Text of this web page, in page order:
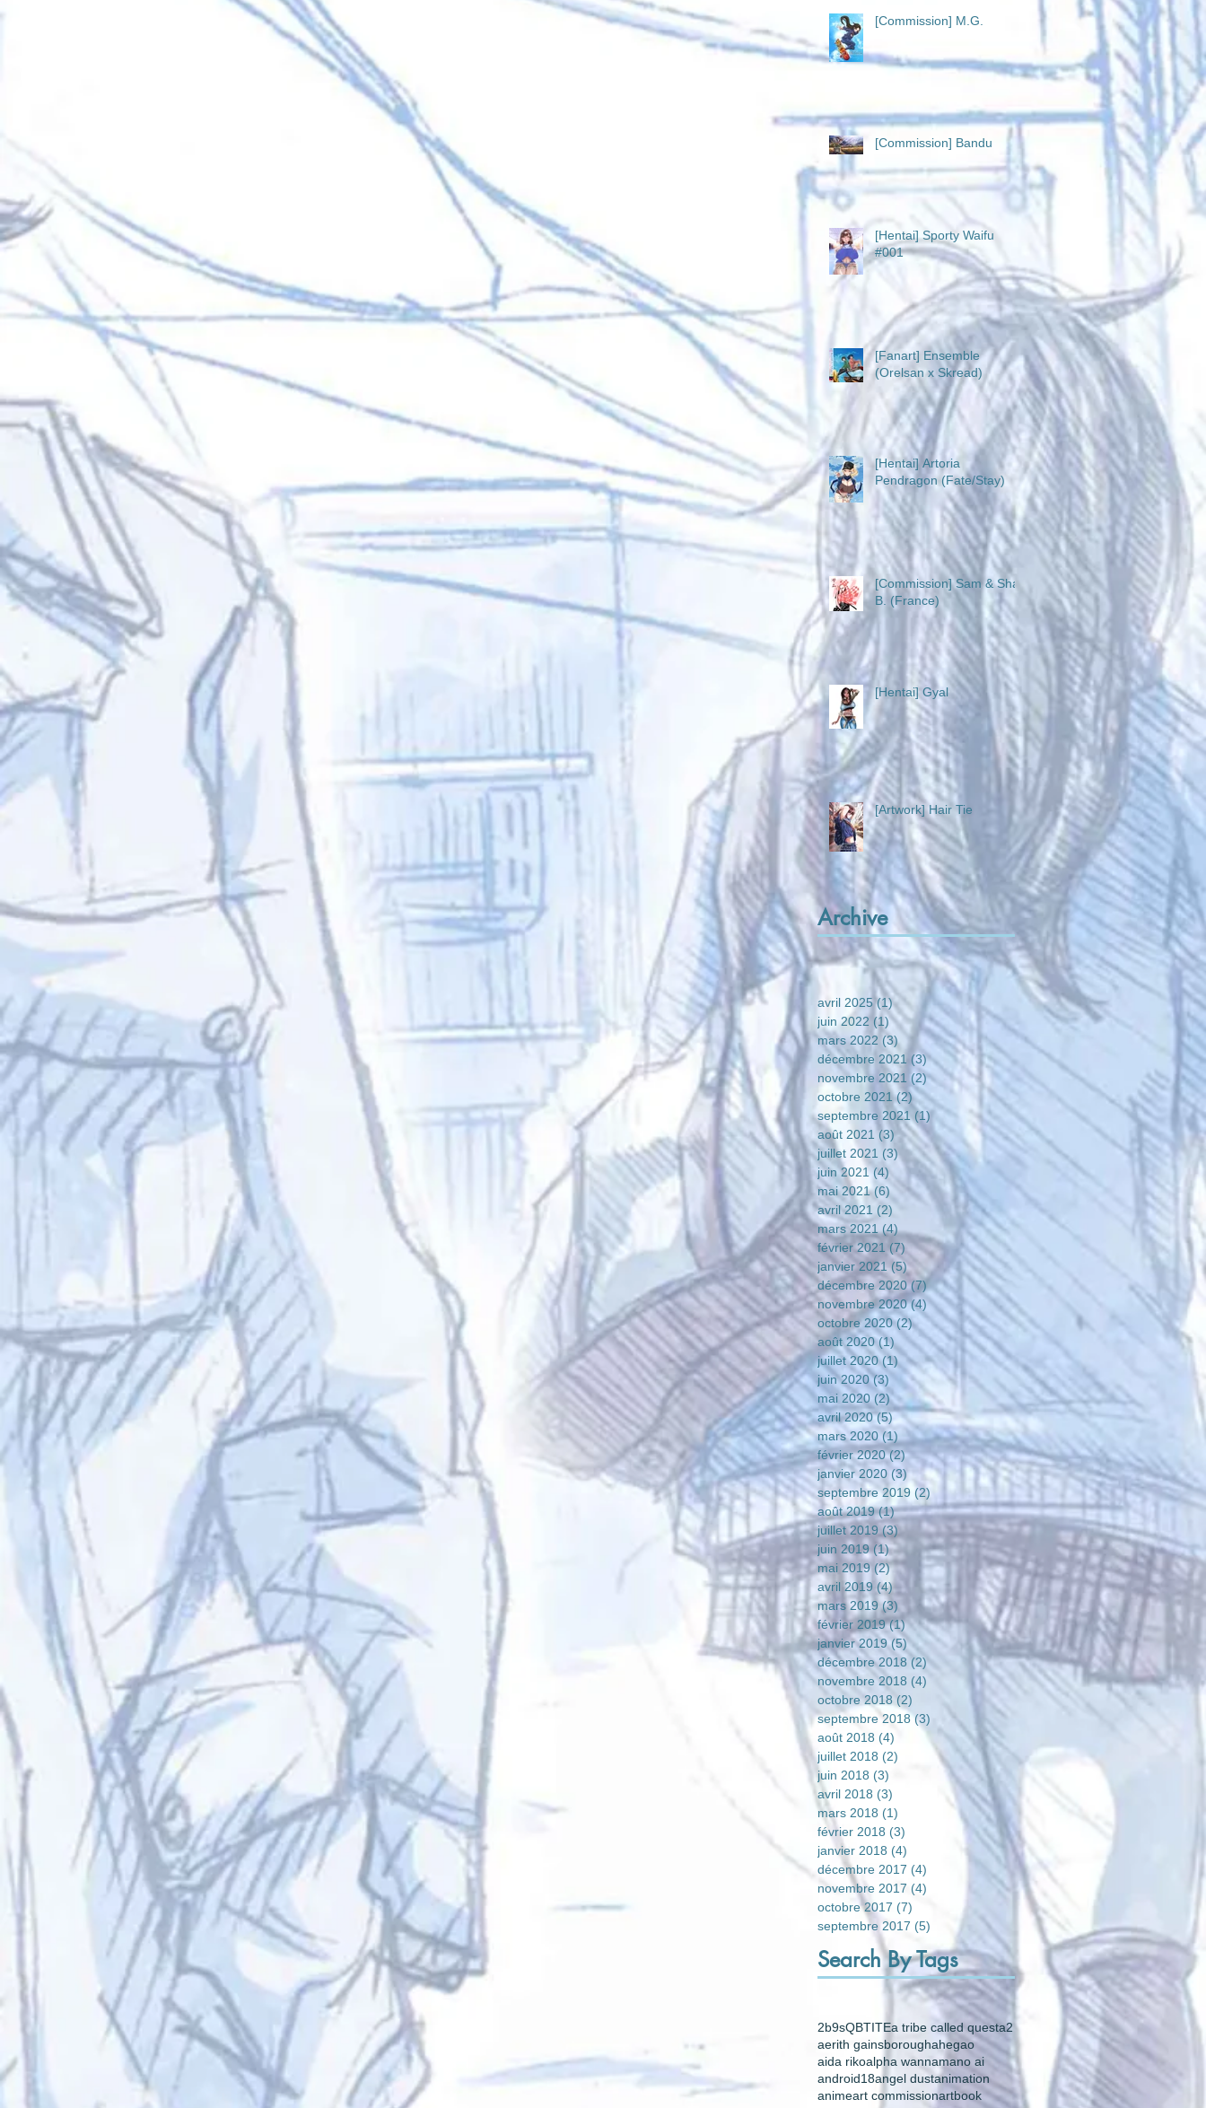
[Commission] M.G.
[Commission] Bandu
[Hentai] Sporty Waifu
#001
[Fanart] Ensemble
(Orelsan x Skread)
[Hentai] Artoria
Pendragon (Fate/Stay)
[Commission] Sam & Sha
B. (France)
[Hentai] Gyal
[Artwork] Hair Tie
Archive
avril 2025 (1)1 post
juin 2022 (1)1 post
mars 2022 (3) 3 posts
décembre 2021 (3)3 posts
novembre 2021 (2)2 posts
octobre 2021 (2)2 posts
septembre 2021 (1) 1 post
août 2021 (3) 3 posts
juillet 2021 (3)3 posts
juin 2021 (4) 4 posts
mai 2021 (6) 6 posts
avril 2021 (2)
mars 2021 (4)
février 2021 (7) 7 posts
janvier 2021 (5)5 posts
décembre 2020 (7)7 posts
novembre 2020 (4)4 posts
octobre 2020 (2)2 posts
août 2020 (1)1 post
juillet 2020 (1)1 post
juin 2020 (3) 3 posts
mai 2020 (2)2 posts
avril 2020 (5)5 posts
mars 2020 (1) 1 post
février 2020 (2)2 posts
janvier 2020 (3) 3 posts
septembre 2019 (2) 2 posts
août 2019 (1)1 post
juillet 2019 (3)3 posts
juin 2019 (1)1 post
mai 2019 (2)2 posts
avril 2019 (4) 4 posts
mars 2019 (3) 3 posts
février 2019 (1)1 post
janvier 2019 (5)5 posts
décembre 2018 (2)2 posts
novembre 2018 (4)
octobre 2018 (2)
septembre 2018 (3) 3 posts
août 2018 (4) 4 posts
juillet 2018 (2) 2 posts
juin 2018 (3)
avril 2018 (3)
mars 2018 (1)
février 2018 (3)
janvier 2018 (4)
décembre 2017 (4)
novembre 2017 (4)
octobre 2017 (7)
septembre 2017 (5)
Search By Tags
2b9sQBTITEa tribe called questa2
aerith gainsboroughahegao
aida rikoalpha wannamano ai
android18angel dustanimation
animeart commissionartbook